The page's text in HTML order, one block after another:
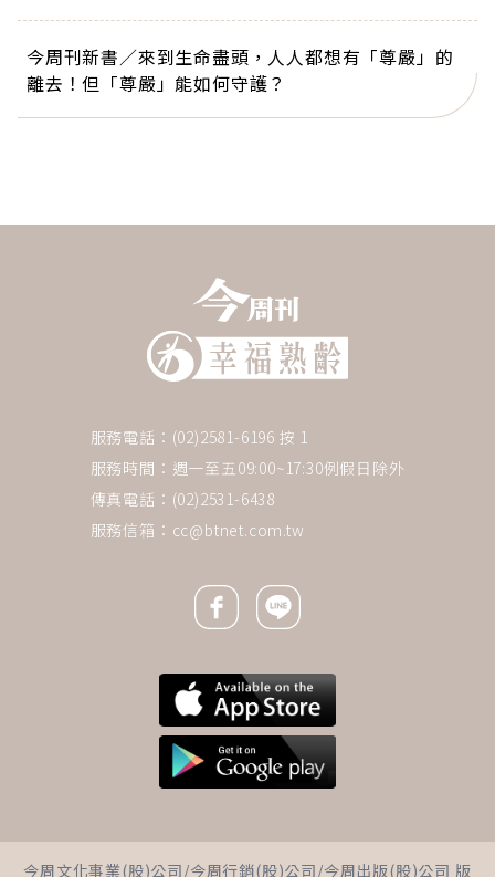
從接體到火化都歡喜做，他在死
今周刊新書／來到生命盡頭，人人都想有「尊嚴」的
離去！但「尊嚴」能如何守護？
服務電話：(02)2581-6196 按 1
服務時間：週一至五09:00~17:30例假日除外
傳真電話：(02)2531-6438
服務信箱： cc@btnet.com.tw
Facebook icon
Line icon
今周文化事業(股)公司/今周行銷(股)公司/今周出版(股)公司 版